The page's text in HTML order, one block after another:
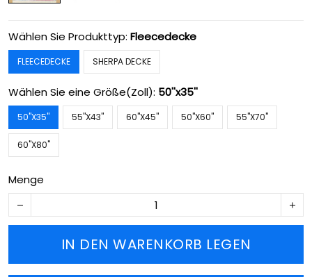
Wählen Sie Produkttyp: Fleecedecke
FLEECEDECKE SHERPA DECKE
Wählen Sie eine Größe(Zoll): 50''x35''
50''X35'' 55''X43'' 60''X45'' 50''X60'' 55''X70''
60''X80''
Menge
IN DEN WARENKORB LEGEN